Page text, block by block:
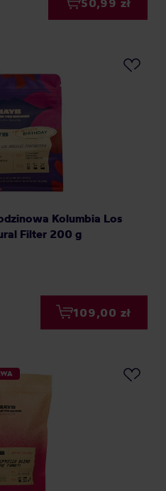
50,99 zł
Kolumbia Los
Filter 200 g
109,00 zł